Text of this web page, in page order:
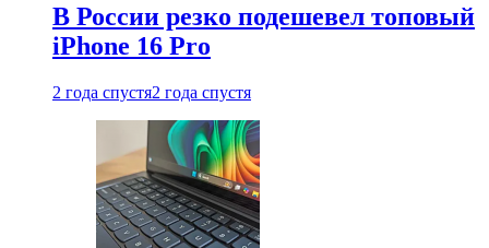
В России резко подешевел топовый
iPhone 16 Pro
2 года спустя2 года спустя